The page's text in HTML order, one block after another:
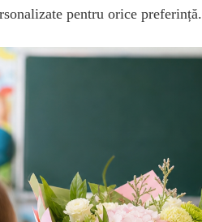
pentru orice preferință.